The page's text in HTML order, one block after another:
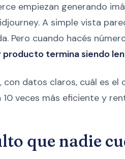
empiezan generando
A simple vista
Pero cuando hacés
termina siendo
datos claros, cuál es
veces más eficiente y
que nadie